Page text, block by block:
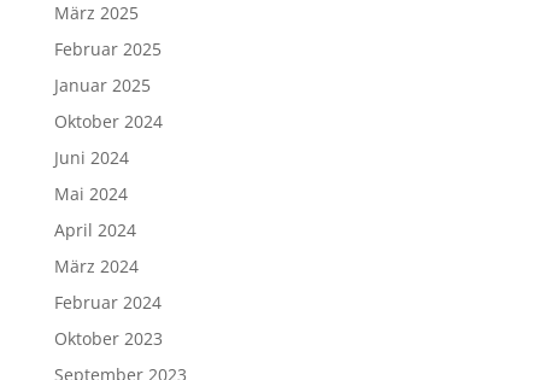
März 2025
Februar 2025
Januar 2025
Oktober 2024
Juni 2024
Mai 2024
April 2024
März 2024
Februar 2024
Oktober 2023
September 2023